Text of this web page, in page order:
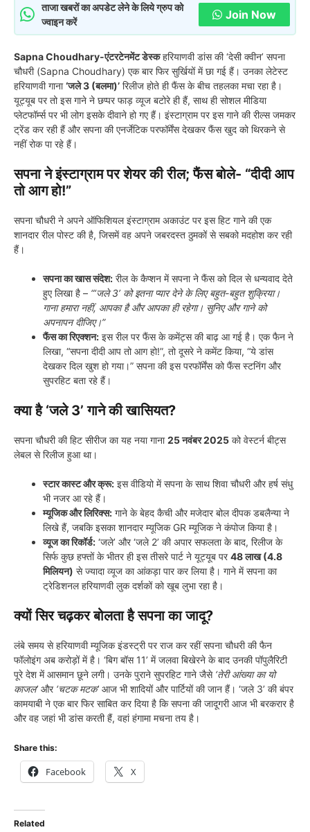
ताजा खबरों का अपडेट लेने के लिये ग्रुप को
ज्वाइन करें
Join Now
Sapna Choudhary-एंटरटेनमेंट डेस्कहरियाणवी डांस की ‘देसी क्वीन’ सपना
चौधरी (Sapna Choudhary) एक बार फिर सुर्खियों में छा गई हैं। उनका लेटेस्ट
हरियाणवी गाना‘जले 3 (बलमा)’ रिलीज होते ही फैंस के बीच तहलका मचा रहा है।
यूट्यूब पर तो इस गाने ने छप्पर फाड़ व्यूज बटोरे ही हैं, साथ ही सोशल मीडिया
प्लेटफॉर्म्स पर भी लोग इसके दीवाने हो गए हैं। इंस्टाग्राम पर इस गाने की रील्स जमकर
ट्रेंड कर रही हैं और सपना की एनर्जेटिक परफॉर्मेंस देखकर फैंस खुद को थिरकने से
नहीं रोक पा रहे हैं।
सपना ने इंस्टाग्राम पर शेयर की रील; फैंस बोले- “दीदी आप
तो आग हो!”
सपना चौधरी ने अपने ऑफिशियल इंस्टाग्राम अकाउंट पर इस हिट गाने की एक
शानदार रील पोस्ट की है, जिसमें वह अपने जबरदस्त ठुमकों से सबको मदहोश कर रही
हैं।
सपना का खास संदेश: रील के कैप्शन में सपना ने फैंस को दिल से धन्यवाद देते
हुए लिखा है – “‘जले 3’ को इतना प्यार देने के लिए बहुत-बहुत शुक्रिया।
गाना हमारा नहीं, आपका है और आपका ही रहेगा। सुनिए और गाने को
अपनापन दीजिए।”
फैंस का रिएक्शन: इस रील पर फैंस के कमेंट्स की बाढ़ आ गई है। एक फैन ने
लिखा, “सपना दीदी आप तो आग हो!”, तो दूसरे ने कमेंट किया, “ये डांस
देखकर दिल खुश हो गया।” सपना की इस परफॉर्मेंस को फैंस स्टनिंग और
सुपरहिट बता रहे हैं।
क्या है ‘जले 3’ गाने की खासियत?
सपना चौधरी की हिट सीरीज का यह नया गाना25 नवंबर 2025 को वेस्टर्न बीट्स
लेबल से रिलीज हुआ था।
स्टार कास्ट और क्रू: इस वीडियो में सपना के साथ शिवा चौधरी और हर्ष संधु
भी नजर आ रहे हैं।
म्यूजिक और लिरिक्स: गाने के बेहद कैची और मजेदार बोल दीपक डबलैन्या ने
लिखे हैं, जबकि इसका शानदार म्यूजिक GR म्यूजिक ने कंपोज किया है।
व्यूज का रिकॉर्ड: ‘जले’ और ‘जले 2’ की अपार सफलता के बाद, रिलीज के
सिर्फ कुछ हफ्तों के भीतर ही इस तीसरे पार्ट ने यूट्यूब पर48 लाख (4.8
मिलियन) से ज्यादा व्यूज का आंकड़ा पार कर लिया है। गाने में सपना का
ट्रेडिशनल हरियाणवी लुक दर्शकों को खूब लुभा रहा है।
क्यों सिर चढ़कर बोलता है सपना का जादू?
लंबे समय से हरियाणवी म्यूजिक इंडस्ट्री पर राज कर रहीं सपना चौधरी की फैन
फॉलोइंग अब करोड़ों में है। ‘बिग बॉस 11’ में जलवा बिखेरने के बाद उनकी पॉपुलैरिटी
पूरे देश में आसमान छूने लगी। उनके पुराने सुपरहिट गाने जैसे ‘तेरी आंख्या का यो
काजल’ और ‘चटक मटक’ आज भी शादियों और पार्टियों की जान हैं। ‘जले 3’ की बंपर
कामयाबी ने एक बार फिर साबित कर दिया है कि सपना की जादूगरी आज भी बरकरार है
और वह जहां भी डांस करती हैं, वहां हंगामा मचना तय है।
Share this:
Facebook X
Related